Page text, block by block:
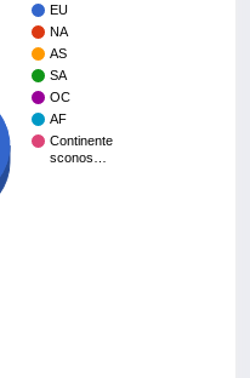
EU
NA
AS
SA
OC
AF
Continente
sconos…